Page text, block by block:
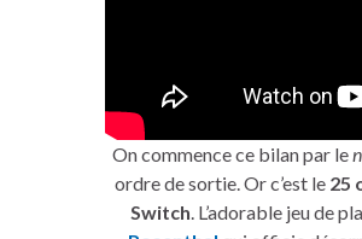
On commence ce bilan par le
ordre de sortie. Or c’est le 25
Switch . L’adorable jeu de